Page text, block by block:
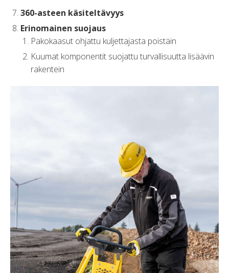
360-asteen käsiteltävyys
Erinomainen suojaus
Pakokaasut ohjattu kuljettajasta poistäin
Kuumat komponentit suojattu turvallisuutta lisäävin
rakentein